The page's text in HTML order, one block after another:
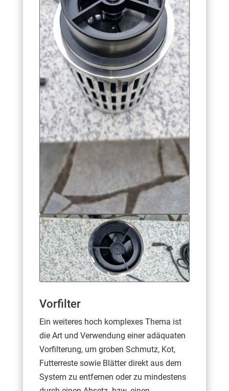
Vorfilter
Ein weiteres hoch komplexes Thema ist
die Art und Verwendung einer adäquaten
Vorfilterung, um groben Schmutz, Kot,
Futterreste sowie Blätter direkt aus dem
System zu entfernen oder zu mindestens